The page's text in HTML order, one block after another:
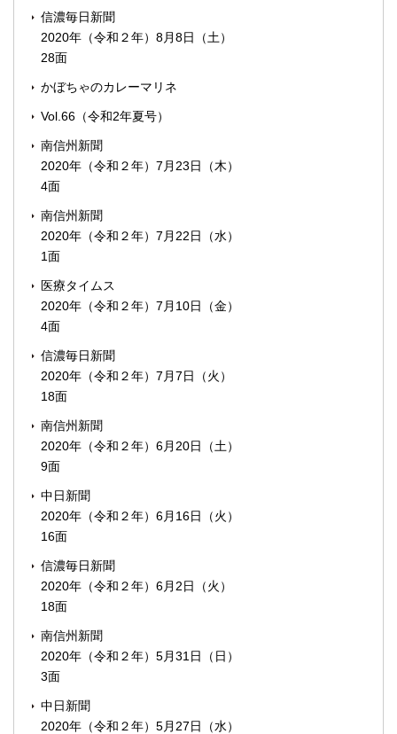
信濃毎日新聞
2020年（令和２年）8月8日（土）
28面
かぼちゃのカレーマリネ
Vol.66（令和2年夏号）
南信州新聞
2020年（令和２年）7月23日（木）
4面
南信州新聞
2020年（令和２年）7月22日（水）
1面
医療タイムス
2020年（令和２年）7月10日（金）
4面
信濃毎日新聞
2020年（令和２年）7月7日（火）
18面
南信州新聞
2020年（令和２年）6月20日（土）
9面
中日新聞
2020年（令和２年）6月16日（火）
16面
信濃毎日新聞
2020年（令和２年）6月2日（火）
18面
南信州新聞
2020年（令和２年）5月31日（日）
3面
中日新聞
2020年（令和２年）5月27日（水）